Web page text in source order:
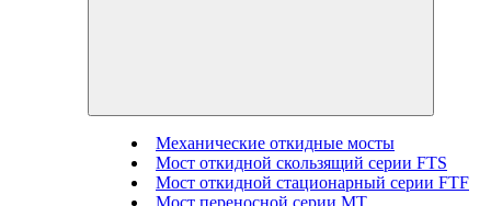
Механические откидные мосты
Мост откидной скользящий серии FTS
Мост откидной стационарный серии FTF
Мост переносной серии MT